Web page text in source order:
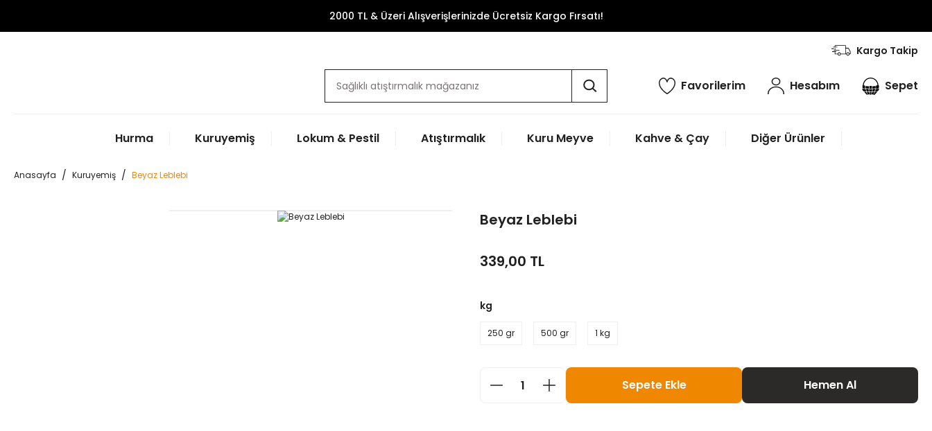
2000 TL & Üzeri Alışverişlerinizde Ücretsiz Kargo Fırsatı!
Kargo Takip
Favorilerim Hesabım Sepet
Hurma Kuruyemiş Lokum & Pestil Atıştırmalık Kuru Meyve Kahve & Çay Diğer Ürünler
Anasayfa Kuruyemiş Beyaz Leblebi
Beyaz Leblebi
339,00 TL
kg
250 gr 500 gr 1 kg
Sepete Ekle Hemen Al